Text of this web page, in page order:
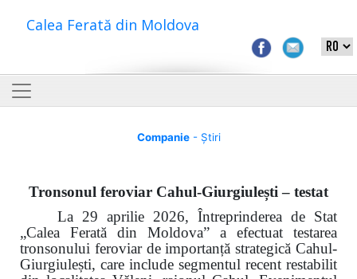
Calea Ferată din Moldova
Companie- Știri
Tronsonul feroviar Cahul-Giurgiulești – testat
La 29 aprilie 2026, Întreprinderea de Stat
„Calea Ferată din Moldova” a efectuat testarea
tronsonului feroviar de importanță strategică Cahul-
Giurgiulești, care include segmentul recent restabilit